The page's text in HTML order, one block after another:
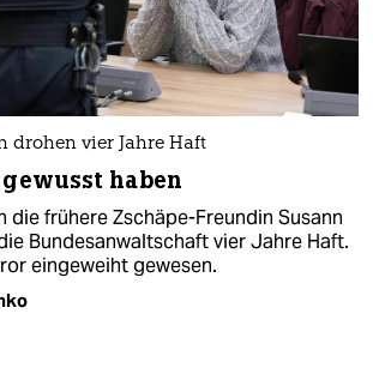
drohen vier Jahre Haft
haben
die frühere Zschäpe-Freundin Susann
Bundesanwaltschaft vier Jahre Haft.
eingeweiht gewesen.